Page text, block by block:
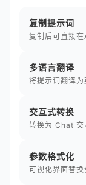
复制提示词
复制后可直接在
多语言翻译
将提示词翻译
交互式转换
转换为 Chat 交
参数格式化
可视化界面替